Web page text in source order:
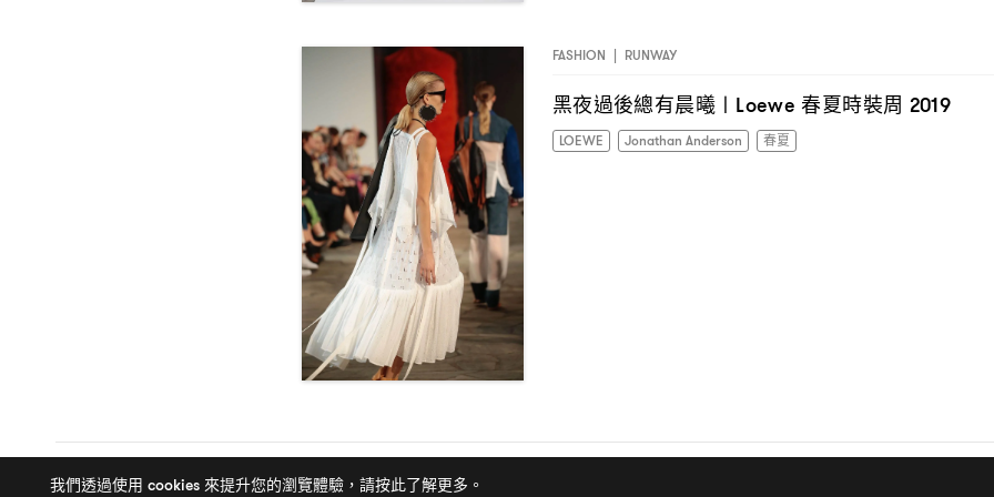
FASHION RUNWAY
黑夜過後總有晨曦〡 Loewe 春夏時裝周 2019
LOEWE Jonathan Anderson 春夏
ABOUT CONTACT PRIVACY & DISCLAIMER ADVERTISING
我們透過使用 cookies 來提升您的瀏覽體驗，請按此了解更多。